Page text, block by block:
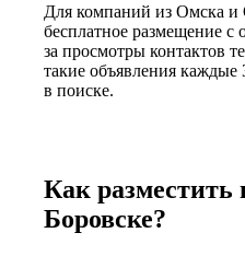
Для компаний из Омска и
бесплатное размещение с
за просмотры контактов
такие объявления
в поиске.
Как разместить
Боровске?